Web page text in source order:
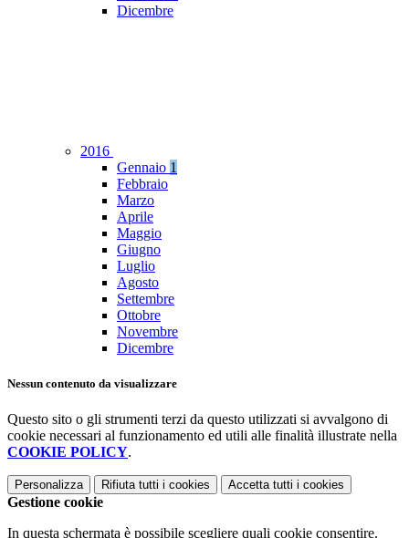
Dicembre
2016
Gennaio 1
Febbraio
Marzo
Aprile
Maggio
Giugno
Luglio
Agosto
Settembre
Ottobre
Novembre
Dicembre
Nessun contenuto da visualizzare
Questo sito o gli strumenti terzi da questo utilizzati si avvalgono di
cookie necessari al funzionamento ed utili alle finalità illustrate nella
COOKIE POLICY.
Personalizza Rifiuta tutti i cookies Accetta tutti i cookies
Gestione cookie
In questa schermata è possibile scegliere quali cookie consentire.